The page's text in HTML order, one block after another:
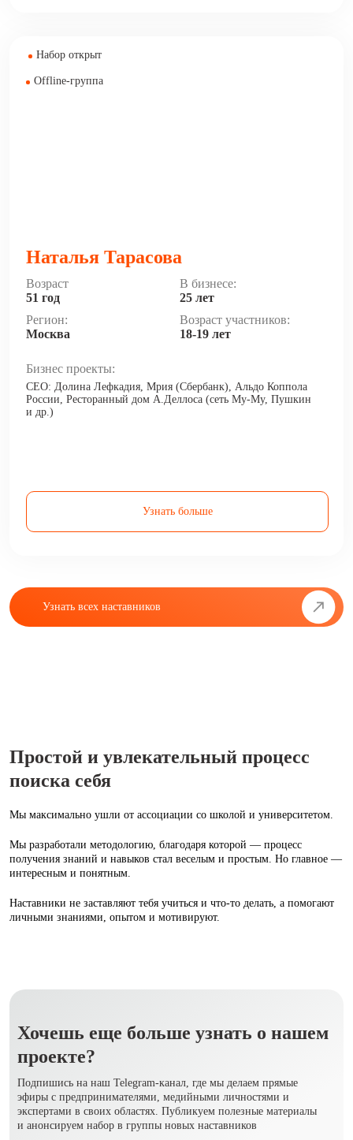
Набор открыт
Offline-группа
Наталья Тарасова
Возраст
51 год
В бизнесе:
25 лет
Регион:
Москва
Возраст участников:
18-19 лет
Бизнес проекты:
CEO: Долина Лефкадия, Мрия (Сбербанк), Альдо Коппола
России, Ресторанный дом А.Деллоса (сеть Му-Му, Пушкин
и др.)
Узнать больше
Узнать всех наставников
Простой и увлекательный процесс
поиска себя
Мы максимально ушли от ассоциации со школой и университетом.
Мы разработали методологию, благодаря которой — процесс
получения знаний и навыков стал веселым и простым. Но главное —
интересным и понятным.
Наставники не заставляют тебя учиться и что‑то делать, а помогают
личными знаниями, опытом и мотивируют.
Хочешь еще больше узнать о нашем
проекте?
Подпишись на наш Telegram-канал, где мы делаем прямые
эфиры с предпринимателями, медийными личностями и
экспертами в своих областях. Публикуем полезные материалы
и анонсируем набор в группы новых наставников